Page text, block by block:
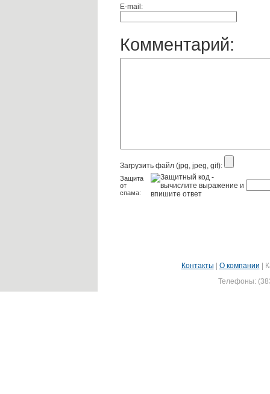
E-mail:
Комментарий:
Загрузить файл (jpg, jpeg, gif):
Защита
от
спама:
Контакты О компании
Телефоны: